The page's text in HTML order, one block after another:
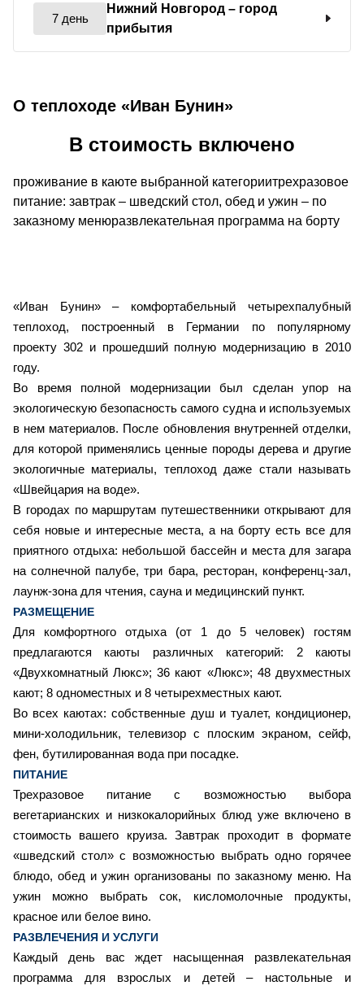
7 день
Нижний Новгород – город
прибытия
О теплоходе «Иван Бунин»
«Иван Бунин» – комфортабельный четырехпалубный
теплоход, построенный в Германии по популярному
проекту 302 и прошедший полную модернизацию в 2010
году.
Во время полной модернизации был сделан упор на
экологическую безопасность самого судна и используемых
в нем материалов. После обновления внутренней отделки,
для которой применялись ценные породы дерева и другие
экологичные материалы, теплоход даже стали называть
«Швейцария на воде».
В городах по маршрутам путешественники открывают для
себя новые и интересные места, а на борту есть все для
приятного отдыха: небольшой бассейн и места для загара
на солнечной палубе, три бара, ресторан, конференц-зал,
лаунж-зона для чтения, сауна и медицинский пункт.
РАЗМЕЩЕНИЕ
Для комфортного отдыха (от 1 до 5 человек) гостям
предлагаются каюты различных категорий: 2 каюты
«Двухкомнатный Люкс»; 36 кают «Люкс»; 48 двухместных
кают; 8 одноместных и 8 четырехместных кают.
Во всех каютах: собственные душ и туалет, кондиционер,
мини-холодильник, телевизор с плоским экраном, сейф,
фен, бутилированная вода при посадке.
ПИТАНИЕ
Трехразовое питание с возможностью выбора
вегетарианских и низкокалорийных блюд уже включено в
стоимость вашего круиза. Завтрак проходит в формате
«шведский стол» с возможностью выбрать одно горячее
блюдо, обед и ужин организованы по заказному меню. На
ужин можно выбрать сок, кисломолочные продукты,
красное или белое вино.
РАЗВЛЕЧЕНИЯ И УСЛУГИ
Каждый день вас ждет насыщенная развлекательная
программа для взрослых и детей – настольные и
В стоимость включено
проживание в каюте выбранной категориитрехразовое
питание: завтрак – шведский стол, обед и ужин – по
заказному менюразвлекательная программа на борту